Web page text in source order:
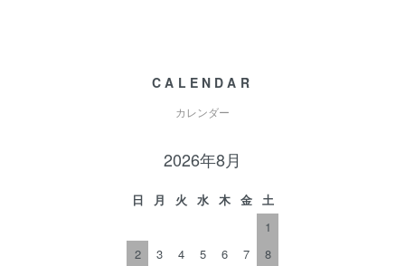
CALENDAR
カレンダー
2026年8月
日 月 火 水 木 金
土
1
2
3 4 5 6 7
8